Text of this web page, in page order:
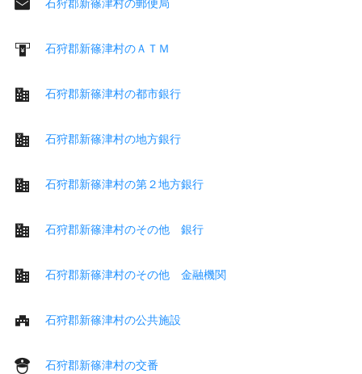
石狩郡新篠津村の郵便局
石狩郡新篠津村のＡＴＭ
石狩郡新篠津村の都市銀行
石狩郡新篠津村の地方銀行
石狩郡新篠津村の第２地方銀行
石狩郡新篠津村のその他 銀行
石狩郡新篠津村のその他 金融機関
石狩郡新篠津村の公共施設
石狩郡新篠津村の交番